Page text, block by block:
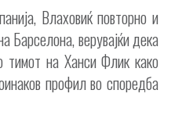
Влаховиќ повторно и
Барселона, верувајќи дека
на Ханси Флик како
профил во споредба